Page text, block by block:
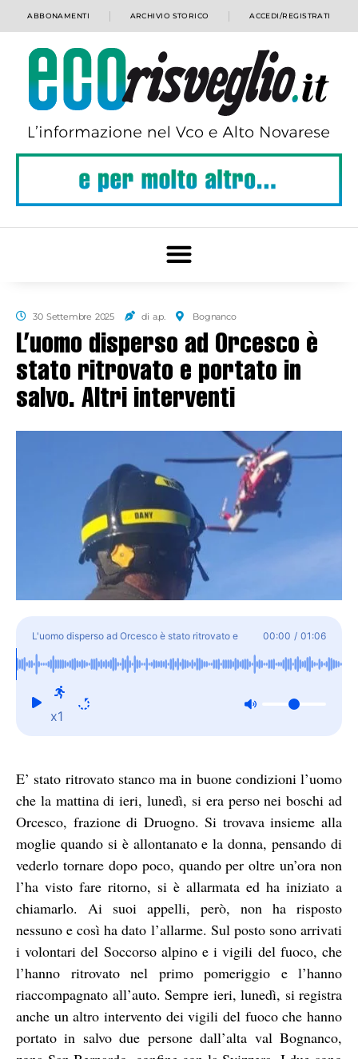
ABBONAMENTI ARCHIVIO STORICO ACCEDI/REGISTRATI
30 Settembre 2025 di a.p. Bognanco
L’uomo disperso ad Orcesco è
stato ritrovato e portato in
salvo. Altri interventi
L'uomo disperso ad Orcesco è stato ritrovato e
portato in salvo. Altri interventi
00:00 / 01:06
x1
E’ stato ritrovato stanco ma in buone condizioni l’uomo
che la mattina di ieri, lunedì, si era perso nei boschi ad
Orcesco, frazione di Druogno. Si trovava insieme alla
moglie quando si è allontanato e la donna, pensando di
vederlo tornare dopo poco, quando per oltre un’ora non
l’ha visto fare ritorno, si è allarmata ed ha iniziato a
chiamarlo. Ai suoi appelli, però, non ha risposto
nessuno e così ha dato l’allarme. Sul posto sono arrivati
i volontari del Soccorso alpino e i vigili del fuoco, che
l’hanno ritrovato nel primo pomeriggio e l’hanno
riaccompagnato all’auto. Sempre ieri, lunedì, si registra
anche un altro intervento dei vigili del fuoco che hanno
portato in salvo due persone dall’alta val Bognanco,